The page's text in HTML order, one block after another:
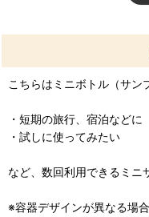
こちらはミニボトル（サン
・短期の旅行、宿泊などに
・試しに使ってみたい
など、数回利用できるミニ
※容器デザインが異なる場合